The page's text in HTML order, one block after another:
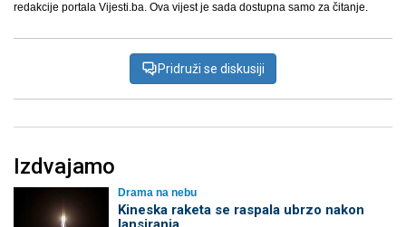
redakcije portala Vijesti.ba. Ova vijest je sada dostupna samo za čitanje.
Pridruži se diskusiji
Izdvajamo
Drama na nebu
Kineska raketa se raspala ubrzo nakon